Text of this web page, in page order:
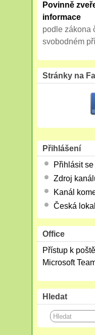
Povinně
informace
podle zákona
svobodném
Stránky na
Přihlášení
Přihlásit se
Zdroj
Kanál
Česká
Office
Přístup k poště
Microsoft
Hledat